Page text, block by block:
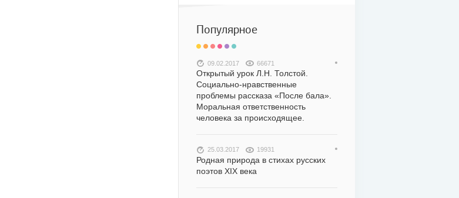
Популярное
09.02.2017 66671
Открытый урок Л.Н. Толстой.
Социально-нравственные
проблемы рассказа «После бала».
Моральная ответственность
человека за происходящее.
25.03.2017 19931
Родная природа в стихах русских
поэтов XIX века